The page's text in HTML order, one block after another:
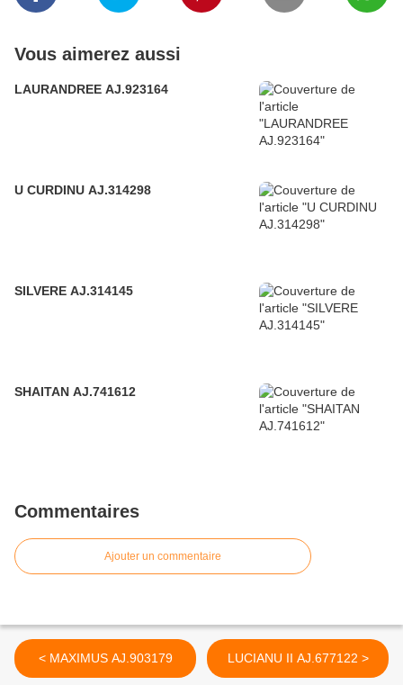
Vous aimerez aussi
LAURANDREE AJ.923164
U CURDINU AJ.314298
SILVERE AJ.314145
SHAITAN AJ.741612
Commentaires
Ajouter un commentaire
< MAXIMUS AJ.903179 LUCIANU II AJ.677122 >